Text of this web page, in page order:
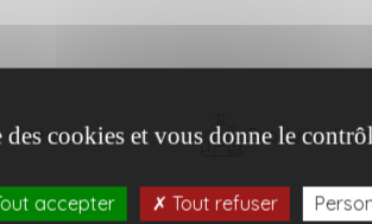
extérieur Produits
cookies et vous donne le
accepter Tout refuser